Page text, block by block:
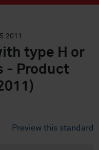
type H or
- Product
Preview this standard